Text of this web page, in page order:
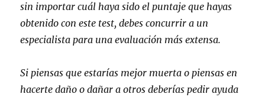
sin importar cuál haya sido el puntaje que hayas
obtenido con este test, debes concurrir a un
especialista para una evaluación más extensa.
Si piensas que estarías mejor muerta o piensas en
hacerte daño o dañar a otros deberías pedir ayuda